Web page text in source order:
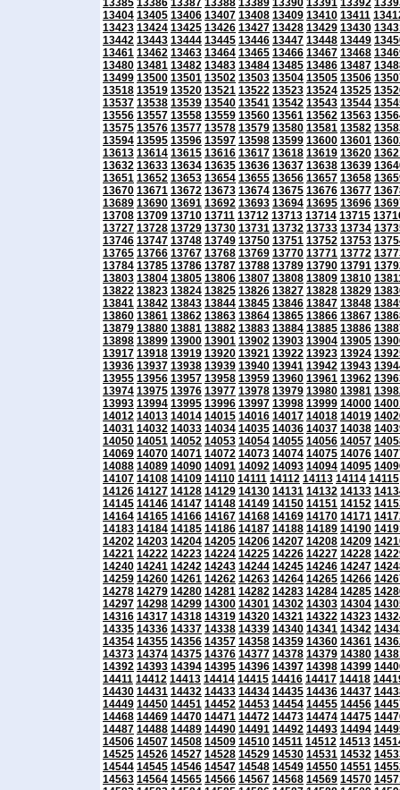
13385 13386 13387 13388 13389 13390 13391 13392
13404 13405 13406 13407 13408 13409 13410 13411
13423 13424 13425 13426 13427 13428 13429 13430
13442 13443 13444 13445 13446 13447 13448 13449
13461 13462 13463 13464 13465 13466 13467 13468
13480 13481 13482 13483 13484 13485 13486 13487
13499 13500 13501 13502 13503 13504 13505 13506
13518 13519 13520 13521 13522 13523 13524 13525
13537 13538 13539 13540 13541 13542 13543 13544
13556 13557 13558 13559 13560 13561 13562 13563
13575 13576 13577 13578 13579 13580 13581 13582
13594 13595 13596 13597 13598 13599 13600 13601
13613 13614 13615 13616 13617 13618 13619 13620
13632 13633 13634 13635 13636 13637 13638 13639
13651 13652 13653 13654 13655 13656 13657 13658
13670 13671 13672 13673 13674 13675 13676 13677
13689 13690 13691 13692 13693 13694 13695 13696
13708 13709 13710 13711 13712 13713 13714 13715
13727 13728 13729 13730 13731 13732 13733 13734
13746 13747 13748 13749 13750 13751 13752 13753
13765 13766 13767 13768 13769 13770 13771 13772
13784 13785 13786 13787 13788 13789 13790 13791
13803 13804 13805 13806 13807 13808 13809 13810
13822 13823 13824 13825 13826 13827 13828 13829
13841 13842 13843 13844 13845 13846 13847 13848
13860 13861 13862 13863 13864 13865 13866 13867
13879 13880 13881 13882 13883 13884 13885 13886
13898 13899 13900 13901 13902 13903 13904 13905
13917 13918 13919 13920 13921 13922 13923 13924
13936 13937 13938 13939 13940 13941 13942 13943
13955 13956 13957 13958 13959 13960 13961 13962
13974 13975 13976 13977 13978 13979 13980 13981
13993 13994 13995 13996 13997 13998 13999 14000
14012 14013 14014 14015 14016 14017 14018 14019
14031 14032 14033 14034 14035 14036 14037 14038
14050 14051 14052 14053 14054 14055 14056 14057
14069 14070 14071 14072 14073 14074 14075 14076
14088 14089 14090 14091 14092 14093 14094 14095
14107 14108 14109 14110 14111 14112 14113 14114 14115
14126 14127 14128 14129 14130 14131 14132 14133
14145 14146 14147 14148 14149 14150 14151 14152
14164 14165 14166 14167 14168 14169 14170 14171
14183 14184 14185 14186 14187 14188 14189 14190
14202 14203 14204 14205 14206 14207 14208 14209
14221 14222 14223 14224 14225 14226 14227 14228
14240 14241 14242 14243 14244 14245 14246 14247
14259 14260 14261 14262 14263 14264 14265 14266
14278 14279 14280 14281 14282 14283 14284 14285
14297 14298 14299 14300 14301 14302 14303 14304
14316 14317 14318 14319 14320 14321 14322 14323
14335 14336 14337 14338 14339 14340 14341 14342
14354 14355 14356 14357 14358 14359 14360 14361
14373 14374 14375 14376 14377 14378 14379 14380
14392 14393 14394 14395 14396 14397 14398 14399
14411 14412 14413 14414 14415 14416 14417 14418
14430 14431 14432 14433 14434 14435 14436 14437
14449 14450 14451 14452 14453 14454 14455 14456
14468 14469 14470 14471 14472 14473 14474 14475
14487 14488 14489 14490 14491 14492 14493 14494
14506 14507 14508 14509 14510 14511 14512 14513
14525 14526 14527 14528 14529 14530 14531 14532
14544 14545 14546 14547 14548 14549 14550 14551
14563 14564 14565 14566 14567 14568 14569 14570